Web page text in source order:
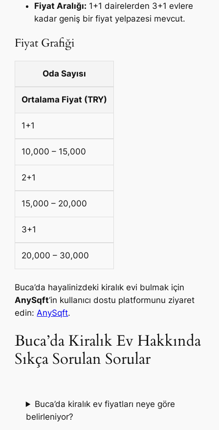
Fiyat Aralığı: 1+1 dairelerden 3+1 evlere
kadar geniş bir fiyat yelpazesi mevcut.
Fiyat Grafiği
Oda Sayısı
Ortalama Fiyat (TRY)
1+1
10,000 – 15,000
2+1
15,000 – 20,000
3+1
20,000 – 30,000
Buca’da hayalinizdeki kiralık evi bulmak için
AnySqft‘in kullanıcı dostu platformunu ziyaret
edin:AnySqft.
Buca’da Kiralık Ev Hakkında
Sıkça Sorulan Sorular
Buca’da kiralık ev fiyatları neye göre
belirleniyor?